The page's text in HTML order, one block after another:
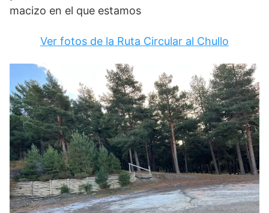
macizo en el que estamos
Ver fotos de la Ruta Circular al Chullo